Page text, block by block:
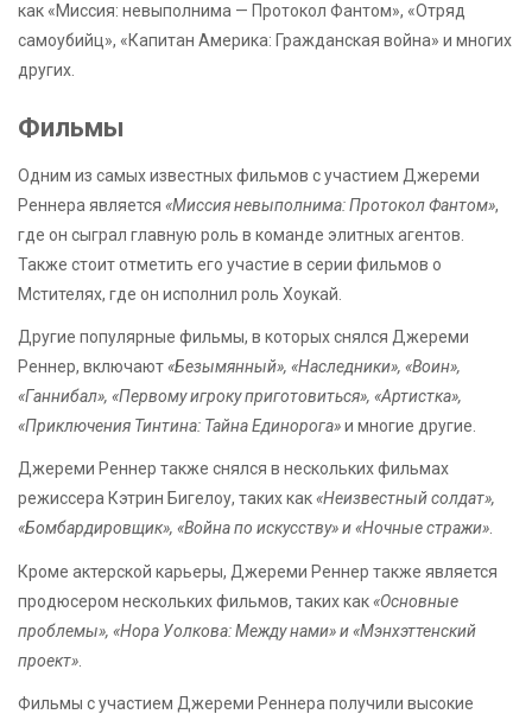
как «Миссия: невыполнима — Протокол Фантом», «Отряд
самоубийц», «Капитан Америка: Гражданская война» и многих
других.
Фильмы
Одним из самых известных фильмов с участием Джереми
Реннера является «Миссия невыполнима: Протокол Фантом»,
где он сыграл главную роль в команде элитных агентов.
Также стоит отметить его участие в серии фильмов о
Мстителях, где он исполнил роль Хоукай.
Другие популярные фильмы, в которых снялся Джереми
Реннер, включают«Безымянный», «Наследники», «Воин»,
«Ганнибал», «Первому игроку приготовиться», «Артистка»,
«Приключения Тинтина: Тайна Единорога»и многие другие.
Джереми Реннер также снялся в нескольких фильмах
режиссера Кэтрин Бигелоу, таких как«Неизвестный солдат»,
«Бомбардировщик», «Война по искусству» и «Ночные стражи».
Кроме актерской карьеры, Джереми Реннер также является
продюсером нескольких фильмов, таких как«Основные
проблемы», «Нора Уолкова: Между нами» и «Мэнхэттенский
проект»
Фильмы с участием Джереми Реннера получили высокие